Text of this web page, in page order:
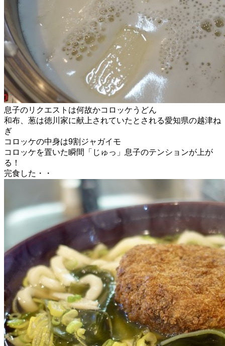
息子のリクエストは何故かコロッケうどん
和布、葱は徳川家に献上されていたとされる愛知県の越津ね
ぎ
コロッケの中身は9割ジャガイモ
コロッケを置いた瞬間「じゅっ」息子のテンションが上が
る！
完食した・・